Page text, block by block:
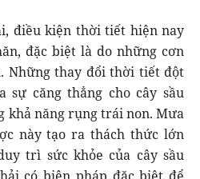
điều kiện thời tiết hiện nay
đặc biệt là do những cơn
Những thay đổi thời tiết đột
sự căng thẳng cho cây sầu
khả năng rụng trái non. Mưa
này tạo ra thách thức lớn
trì sức khỏe của cây sầu